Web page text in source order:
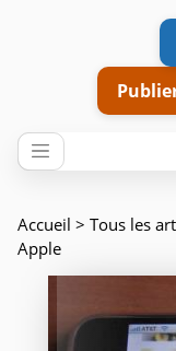
Accueil > Tous les
Apple